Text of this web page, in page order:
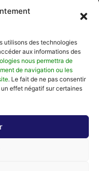
utilisons des technologies
aux informations des
nous permettra de
de navigation ou les
. Le fait de ne pas consentir
effet négatif sur certaines
Afrique et recevez